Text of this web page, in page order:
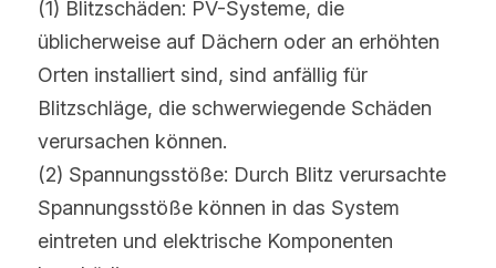
(1) Blitzschäden: PV-Systeme, die
üblicherweise auf Dächern oder an erhöhten
Orten installiert sind, sind anfällig für
Blitzschläge, die schwerwiegende Schäden
verursachen können.
(2) Spannungsstöße: Durch Blitz verursachte
Spannungsstöße können in das System
eintreten und elektrische Komponenten